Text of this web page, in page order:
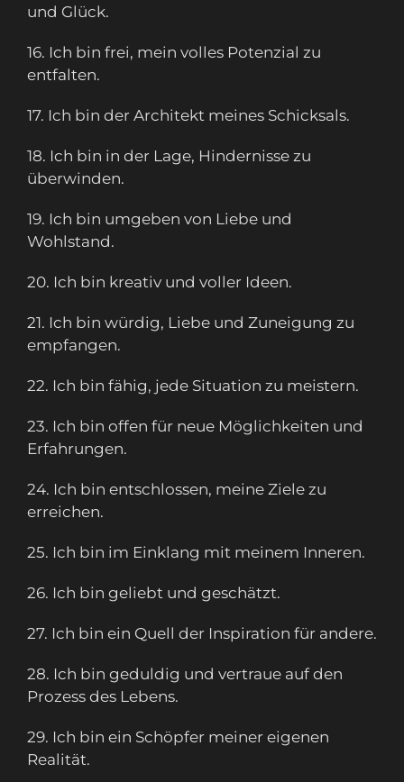
und Glück.
16. Ich bin frei, mein volles Potenzial zu
entfalten.
17. Ich bin der Architekt meines Schicksals.
18. Ich bin in der Lage, Hindernisse zu
überwinden.
19. Ich bin umgeben von Liebe und
Wohlstand.
20. Ich bin kreativ und voller Ideen.
21. Ich bin würdig, Liebe und Zuneigung zu
empfangen.
22. Ich bin fähig, jede Situation zu meistern.
23. Ich bin offen für neue Möglichkeiten und
Erfahrungen.
24. Ich bin entschlossen, meine Ziele zu
erreichen.
25. Ich bin im Einklang mit meinem Inneren.
26. Ich bin geliebt und geschätzt.
27. Ich bin ein Quell der Inspiration für andere.
28. Ich bin geduldig und vertraue auf den
Prozess des Lebens.
29. Ich bin ein Schöpfer meiner eigenen
Realität.